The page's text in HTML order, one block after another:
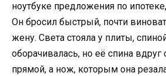
ноутбуке предложения по
Он бросил быстрый, почти
жену. Света стояла у плиты,
оборачивалась, но её спина вдруг
прямой, а нож, которым она